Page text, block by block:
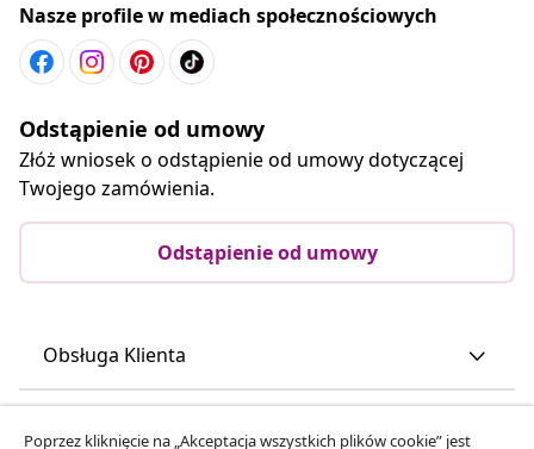
Nasze profile w mediach społecznościowych
Odstąpienie od umowy
Złóż wniosek o odstąpienie od umowy dotyczącej
Twojego zamówienia.
Odstąpienie od umowy
Obsługa Klienta
Poprzez kliknięcie na „Akceptacja wszystkich plików cookie” jest